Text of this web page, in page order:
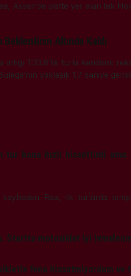
Assen’de pistte yer alan tek
Beklentinin Altında Kaldı
attığı 1:33.8’lik turla kendisini
’nın yaklaşık 1.7 saniye
tur bana hızlı hissettirdi ama
kaybeden Rea, ilk turlarda
Startta motosiklet iyi
fena hissetmiyordum ve